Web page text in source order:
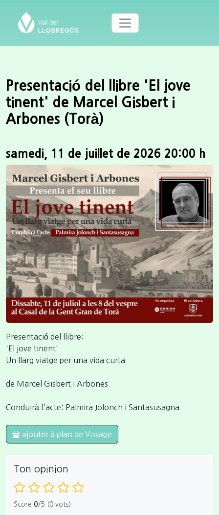
Presentació del llibre 'El jove
tinent' de Marcel Gisbert i
Arbones (Torà)
samedi, 11 de juillet de 2026 20:00 h
Presentació del llibre:
'El jove tinent'
Un llarg viatge per una vida curta
de Marcel Gisbert i Arbones
Conduirà l'acte: Palmira Jolonch i Santasusagna
ajouter à plan de Voyage
Ton opinion
Score 0/5 (0 vots)